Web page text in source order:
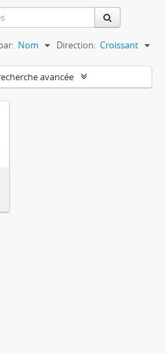
Nom Direction: Croissant
avancée